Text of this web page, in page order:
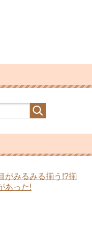
がみるみる揃う!?揃
あった!